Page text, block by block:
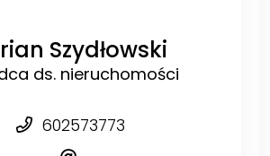
Szydłowski
ds. nieruchomości
602573773